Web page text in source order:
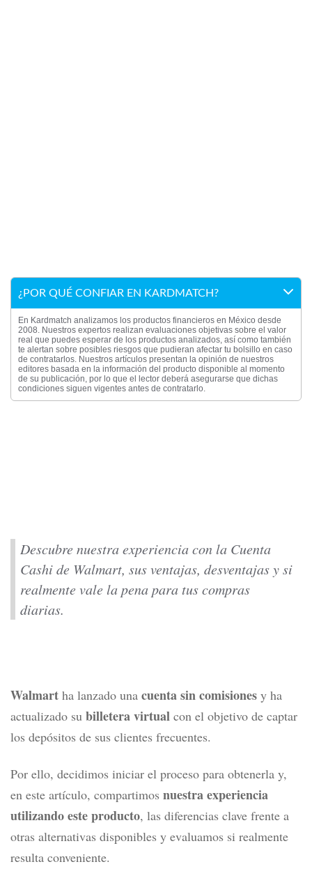
¿POR QUÉ CONFIAR EN KARDMATCH?
En Kardmatch analizamos los productos financieros en México desde
2008. Nuestros expertos realizan evaluaciones objetivas sobre el valor
real que puedes esperar de los productos analizados, así como también
te alertan sobre posibles riesgos que pudieran afectar tu bolsillo en caso
de contratarlos. Nuestros artículos presentan la opinión de nuestros
editores basada en la información del producto disponible al momento
de su publicación, por lo que el lector deberá asegurarse que dichas
condiciones siguen vigentes antes de contratarlo.
Descubre nuestra experiencia con la Cuenta
Cashi de Walmart, sus ventajas, desventajas y si
realmente vale la pena para tus compras
diarias.
Walmart ha lanzado una cuenta sin comisiones y ha
actualizado su billetera virtual con el objetivo de captar
los depósitos de sus clientes frecuentes.
Por ello, decidimos iniciar el proceso para obtenerla y,
en este artículo, compartimos nuestra experiencia
utilizando este producto, las diferencias clave frente a
otras alternativas disponibles y evaluamos si realmente
resulta conveniente.